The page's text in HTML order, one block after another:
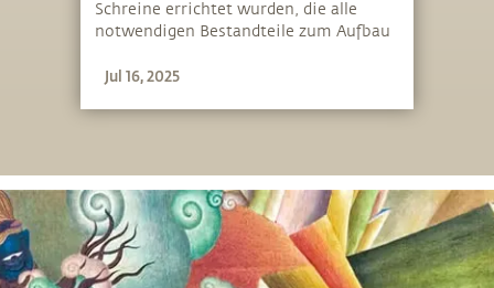
Schreine errichtet wurden, die alle
notwendigen Bestandteile zum Aufbau
wurde von einer Gruppe von Wesen von
Jul 16, 2025